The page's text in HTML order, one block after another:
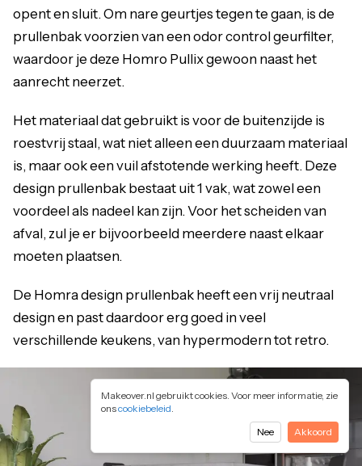
opent en sluit. Om nare geurtjes tegen te gaan, is de
prullenbak voorzien van een odor control geurfilter,
waardoor je deze Homro Pullix gewoon naast het
aanrecht neerzet.
Het materiaal dat gebruikt is voor de buitenzijde is
roestvrij staal, wat niet alleen een duurzaam materiaal
is, maar ook een vuil afstotende werking heeft. Deze
design prullenbak bestaat uit 1 vak, wat zowel een
voordeel als nadeel kan zijn. Voor het scheiden van
afval, zul je er bijvoorbeeld meerdere naast elkaar
moeten plaatsen.
De Homra design prullenbak heeft een vrij neutraal
design en past daardoor erg goed in veel
verschillende keukens, van hypermodern tot retro.
Makeover.nl gebruikt cookies. Voor meer informatie, zie
onscookiebeleid.
Nee
Akkoord